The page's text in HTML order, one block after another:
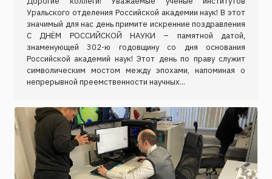
Уральского отделения Российской академии наук! В этот
значимый для нас день примите искренние поздравления
С ДНЁМ РОССИЙСКОЙ НАУКИ – памятной датой,
знаменующей 302-ю годовщину со дня основания
Российской академий наук! Этот день по праву служит
символическим мостом между эпохами, напоминая о
непрерывной преемственности научных...